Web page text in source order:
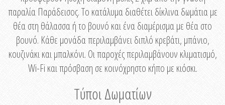
παραλία Παράδεισος. Το κατάλυμα διαθέτει δίκλινα δωμάτια με
θέα στη θάλασσα ή το βουνό και ένα διαμέρισμα με θέα στο
βουνό. Κάθε μονάδα περιλαμβάνει διπλό κρεβάτι, μπάνιο,
κουζινάκι και μπαλκόνι. Οι παροχές περιλαμβάνουν κλιματισμό,
Wi-Fi και πρόσβαση σε κοινόχρηστο κήπο με κιόσκι.
Τύποι Δωματίων